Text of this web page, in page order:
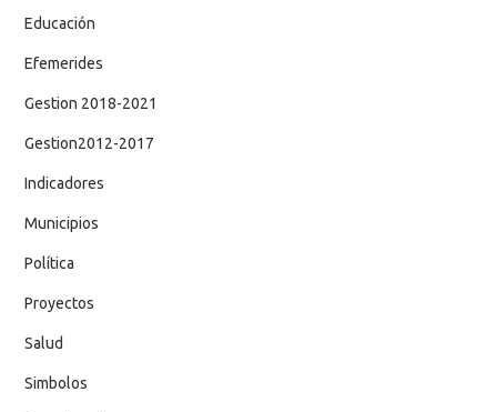
Educación
Efemerides
Gestion 2018-2021
Gestion2012-2017
Indicadores
Municipios
Política
Proyectos
Salud
Simbolos